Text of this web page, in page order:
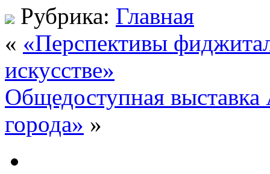
Рубрика: Главная
« «Перспективы
искусстве»
Общедоступная
города» »